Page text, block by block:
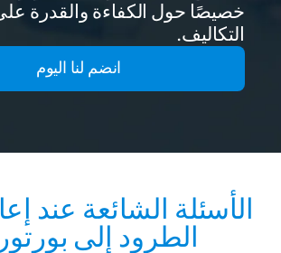
خصيصًا حول الكفاءة والقدرة
التكاليف.
انضم لنا اليوم
الأسئلة الشائعة عند
الطرود إلى